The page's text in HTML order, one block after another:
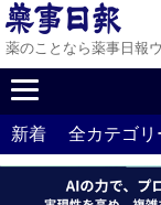
薬のことなら薬事日報
新着 全カテゴリ